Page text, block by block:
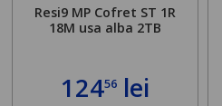
Resi9 MP Cofret ST 1R
18M usa alba 2TB
12456lei